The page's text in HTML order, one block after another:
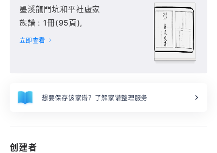
墨溪龍門坑和平社盧家
族譜 : 1冊(95頁),
立即查看
想要保存该家谱？了解家谱整理服务
创建者